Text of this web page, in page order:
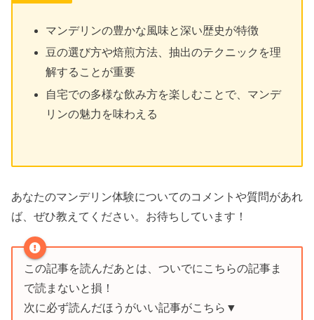
マンデリンの豊かな風味と深い歴史が特徴
豆の選び方や焙煎方法、抽出のテクニックを理
解することが重要
自宅での多様な飲み方を楽しむことで、マンデ
リンの魅力を味わえる
あなたのマンデリン体験についてのコメントや質問があれ
ば、ぜひ教えてください。お待ちしています！
この記事を読んだあとは、ついでにこちらの記事ま
で読まないと損！
次に必ず読んだほうがいい記事がこちら▼